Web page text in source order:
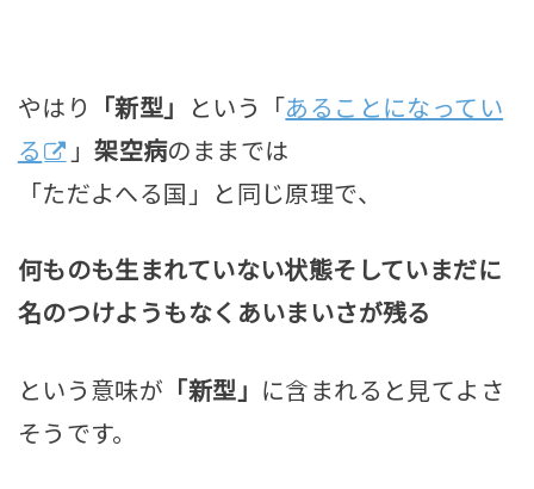
やはり 「新型」 という「あることになってい
る
」架空病のままでは
「ただよへる国」と同じ原理で、
何ものも生まれていない状態そしていまだに
名のつけようもなくあいまいさが残る
という意味が 「新型」 に含まれると見てよさ
そうです。